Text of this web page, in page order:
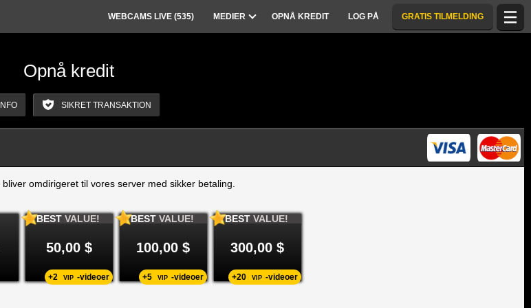
WEBCAMS LIVE (535) MEDIER OPNÅ KREDIT LOG PÅ GRATIS TILMELDING
Opnå kredit
INFO SIKRET TRANSAKTION
omdirigeret til vores server med sikker betaling.
BEST VALUE!
50,00 $
+2 VIP -videoer
BEST VALUE!
100,00 $
+5 VIP -videoer
BEST VALUE!
300,00 $
+20 VIP -videoer